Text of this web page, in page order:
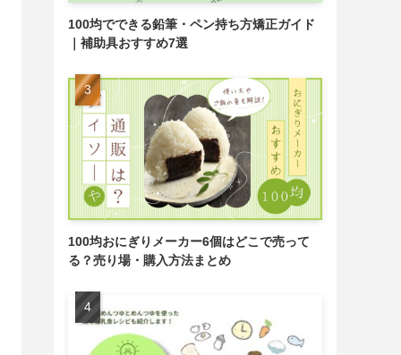
100均でできる鉛筆・ペン持ち方矯正ガイド
｜補助具おすすめ7選
100均おにぎりメーカー6個はどこで売って
る？売り場・購入方法まとめ